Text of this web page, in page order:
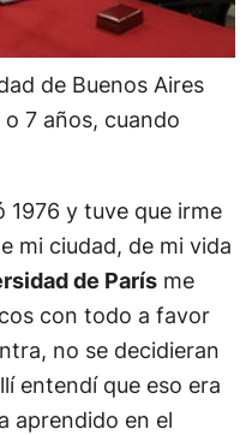
de Buenos Aires
7 años, cuando
1976 y tuve que irme
mi ciudad, de mi vida
de Parísme
con todo a favor
no se decidieran
entendí que eso era
aprendido en el